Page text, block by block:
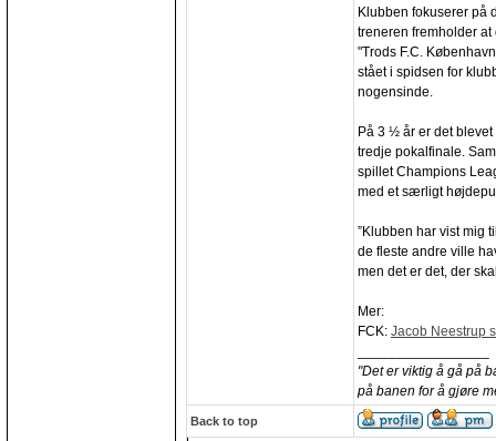
Klubben fokuserer på
treneren fremholder
"Trods F.C.
stået i spidsen for
nogensinde.
På 3 ½ år er det
tredje pokalfinale.
spillet Champions
med et særligt
”Klubben har vist mig
de fleste andre ville
men det er det, der
Mer:
FCK: Jacob Neestrup
"Det er viktig å gå på
på banen for å gjøre
Back to top